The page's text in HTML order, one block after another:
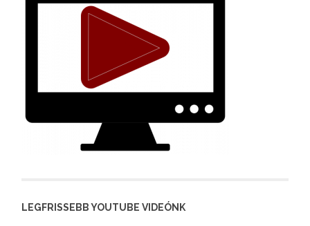
LEGFRISSEBB YOUTUBE VIDEÓNK